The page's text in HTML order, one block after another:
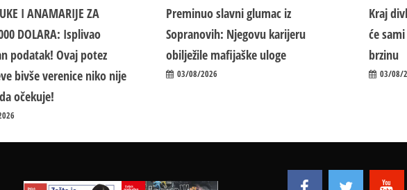
I ANAMARIJE ZA
DOLARA: Isplivao
podatak! Ovaj potez
bivše verenice niko nije
očekuje!
Preminuo slavni glumac iz
Sopranovih: Njegovu karijeru
obilježile mafijaške uloge
03/08/2026
Kraj
će
brzinu
03/08/